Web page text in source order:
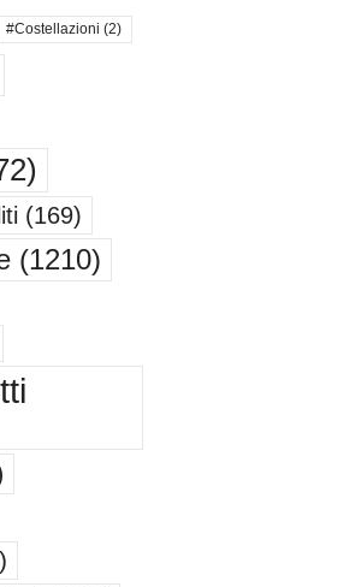
#Costellazioni (2)
(169)
(1210)